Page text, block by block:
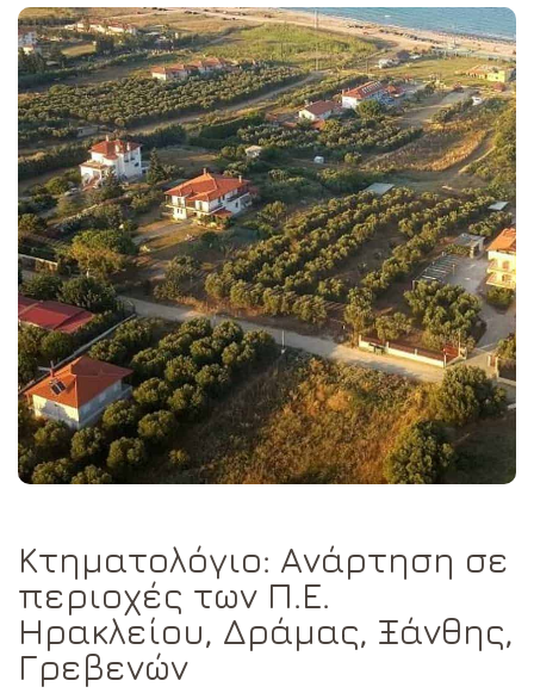
Κτηματολόγιο: Ανάρτηση σε
περιοχές των Π.Ε.
Ηρακλείου, Δράμας, Ξάνθης,
Γρεβενών